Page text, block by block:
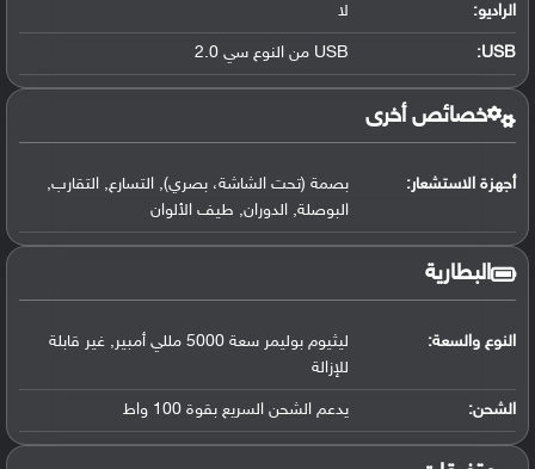
الراديو: لا
USB
: USB من النوع سي 2.0
خصائص أخرى
أجهزة الاستشعار:
بصمة (تحت الشاشة، بصري), التسارع, التقارب,
البوصلة, الدوران, طيف الألوان
البطارية
النوع والسعة:
ليثيوم بوليمر سعة 5000 مللي أمبير, غير قابلة
للإزالة
الشحن: يدعم الشحن السريع بقوة 100 واط